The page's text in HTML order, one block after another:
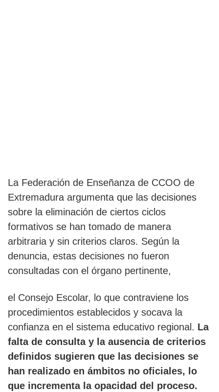
La Federación de Enseñanza de CCOO de
Extremadura argumenta que las decisiones
sobre la eliminación de ciertos ciclos
formativos se han tomado de manera
arbitraria y sin criterios claros. Según la
denuncia, estas decisiones no fueron
consultadas con el órgano pertinente,
el Consejo Escolar, lo que contraviene los
procedimientos establecidos y socava la
confianza en el sistema educativo regional. La
falta de consulta y la ausencia de criterios
definidos sugieren que las decisiones se
han realizado en ámbitos no oficiales, lo
que incrementa la opacidad del proceso.